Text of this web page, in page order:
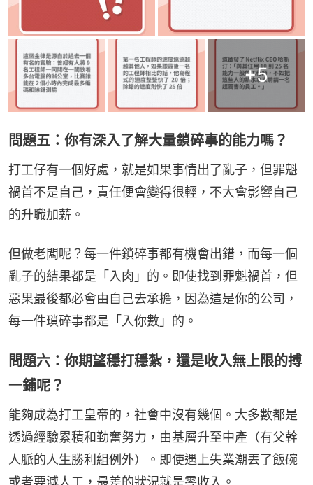
+5
問題五：你有深入了解大量鎖碎事的能力嗎？
打工仔有一個好處，就是如果事情出了亂子，但罪魁
禍首不是自己，責任便會變得很輕，不大會影響自己
的升職加薪。
但做老闆呢？每一件鎖碎事都有機會出錯，而每一個
亂子的結果都是「入肉」的。即使找到罪魁禍首，但
惡果最後都必會由自己去承擔，因為這是你的公司，
每一件瑣碎事都是「入你數」的。
問題六：你期望穩打穩紮，還是收入無上限的搏
一鋪呢？
能夠成為打工皇帝的，社會中沒有幾個。大多數都是
透過經驗累積和勤奮努力，由基層升至中產（有父幹
人脈的人生勝利組例外）。即使遇上失業潮丟了飯碗
或者要減人工，最差的狀況就是零收入。